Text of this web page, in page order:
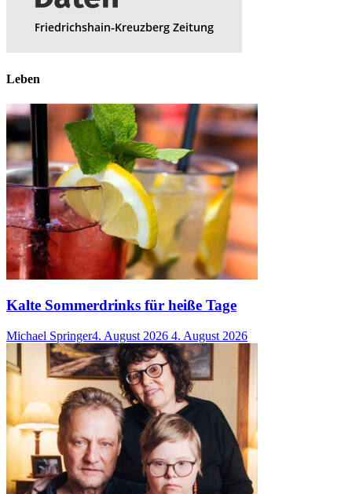
Leben
Kalte Sommerdrinks für heiße Tage
Michael Springer4. August 2026 4. August 2026